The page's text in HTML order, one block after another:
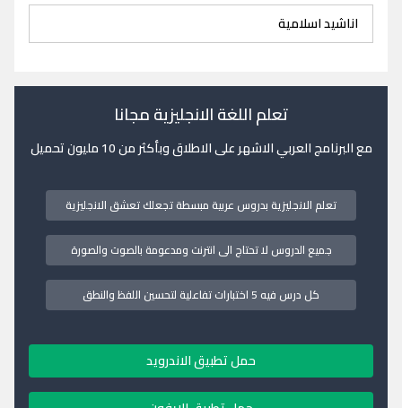
اناشيد اسلامية
تعلم اللغة الانجليزية مجانا
مع البرنامج العربي الاشهر على الاطلاق وبأكثر من 10 مليون تحميل
تعلم الانجليزية بدروس عربية مبسطة تجعلك تعشق الانجليزية
جميع الدروس لا تحتاج الى انترنت ومدعومة بالصوت والصورة
كل درس فيه 5 اختبارات تفاعلية لتحسين اللفظ والنطق
حمل تطبيق الاندرويد